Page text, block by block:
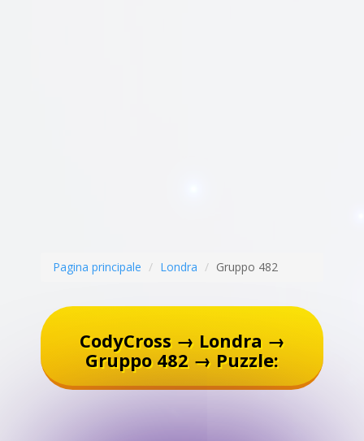
Pagina principale Londra Gruppo 482
CodyCross → Londra →
Gruppo 482 → Puzzle: